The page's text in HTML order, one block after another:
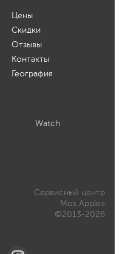
Цены
Скидки
Отзывы
Контакты
География
Watch
Сервисный центр
Mos Apple»
©2013-2026